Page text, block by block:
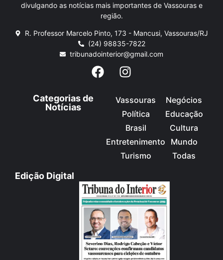
divulgando as notícias mais importantes de Vassouras e
região.
R. Professor Marcelo Pinto, 173 - Mancusi, Vassouras/RJ
(24) 98835-7822
tribunadointerior@gmail.com
Categorias de
Notícias
Vassouras
Política
Brasil
Entretenimento
Turismo
Negócios
Educação
Cultura
Mundo
Todas
Edição Digital